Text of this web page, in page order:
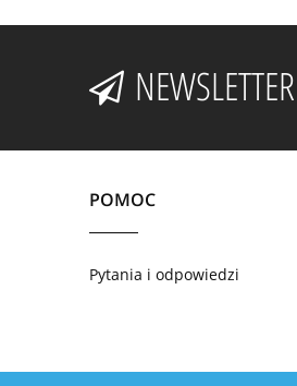
NEWSLETTER
POMOC
Pytania i odpowiedzi